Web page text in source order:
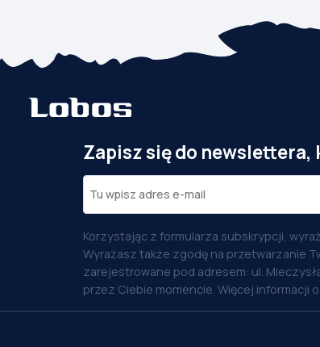
Zapisz się do
Korzystając z formularza subskrypcji,
Wyrażasz także zgodę na przetwarzanie
zarejestrowane pod adresem: ul.
przez Ciebie momencie. Więcej informacji